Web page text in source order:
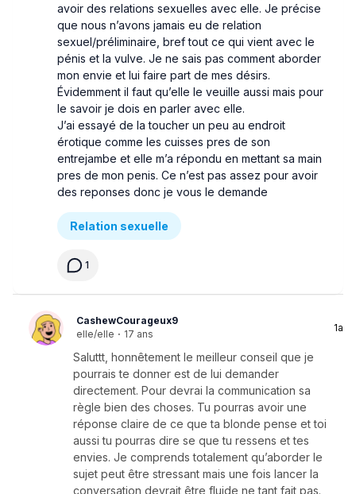
avoir des relations sexuelles avec elle. Je précise
que nous n’avons jamais eu de relation
sexuel/préliminaire, bref tout ce qui vient avec le
pénis et la vulve. Je ne sais pas comment aborder
mon envie et lui faire part de mes désirs.
Évidemment il faut qu’elle le veuille aussi mais pour
le savoir je dois en parler avec elle.
J’ai essayé de la toucher un peu au endroit
érotique comme les cuisses pres de son
entrejambe et elle m’a répondu en mettant sa main
pres de mon penis. Ce n’est pas assez pour avoir
des reponses donc je vous le demande
Relation sexuelle
1
CashewCourageux9
elle/elle · 17 ans
1a
Saluttt, honnêtement le meilleur conseil que je
pourrais te donner est de lui demander
directement. Pour devrai la communication sa
règle bien des choses. Tu pourras avoir une
réponse claire de ce que ta blonde pense et toi
aussi tu pourras dire se que tu ressens et tes
envies. Je comprends totalement qu’aborder le
sujet peut être stressant mais une fois lancer la
conversation devrait être fluide ne tant fait pas.